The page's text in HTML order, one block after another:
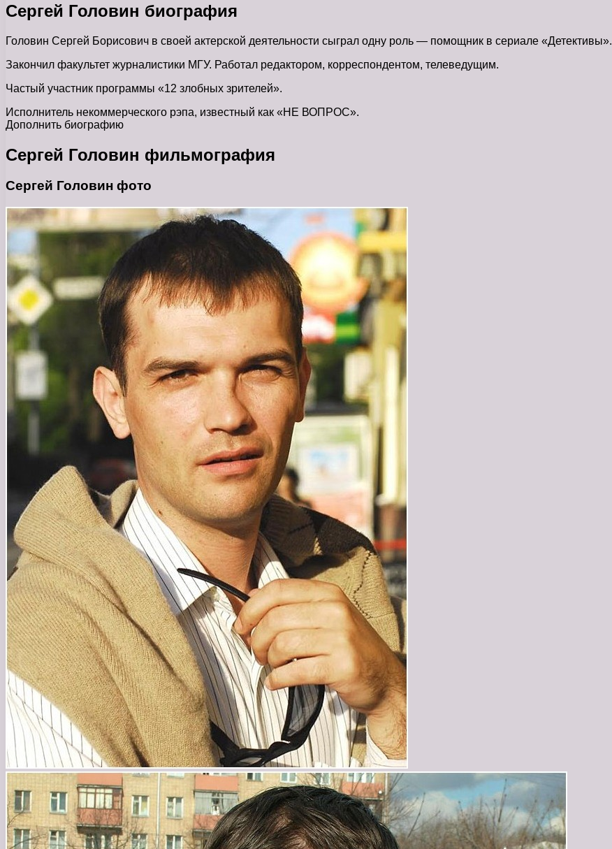
Сергей Головин биография
Головин Сергей Борисович в своей актерской деятельности сыграл одну роль — помощник в сериале «Детективы».
Закончил факультет журналистики МГУ. Работал редактором, корреспондентом, телеведущим.
Частый участник программы «12 злобных зрителей».
Исполнитель некоммерческого рэпа, известный как «НЕ ВОПРОС».
Дополнить биографию
Сергей Головин фильмография
Сергей Головин фото